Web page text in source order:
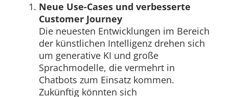
Neue Use-Cases und verbesserte
Customer Journey
Die neuesten Entwicklungen im Bereich
der künstlichen Intelligenz drehen sich
um generative KI und große
Sprachmodelle, die vermehrt in
Chatbots zum Einsatz kommen.
Zukünftig könnten sich